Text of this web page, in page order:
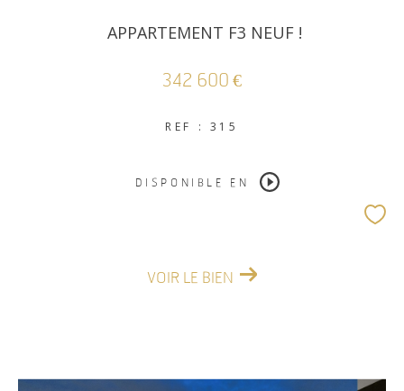
APPARTEMENT F3 NEUF !
342 600 €
REF : 315
DISPONIBLE EN
VOIR LE BIEN